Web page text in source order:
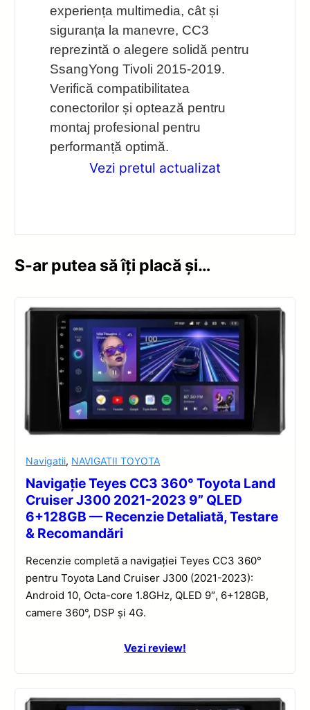
experiența multimedia, cât și
siguranța la manevre, CC3
reprezintă o alegere solidă pentru
SsangYong Tivoli 2015-2019.
Verifică compatibilitatea
conectorilor și optează pentru
montaj profesional pentru
performanță optimă.
Vezi pretul actualizat
S-ar putea să îți placă și…
Navigatii, NAVIGATII TOYOTA
Navigație Teyes CC3 360° Toyota Land
Cruiser J300 2021-2023 9” QLED
6+128GB — Recenzie Detaliată, Testare
& Recomandări
Recenzie completă a navigației Teyes CC3 360°
pentru Toyota Land Cruiser J300 (2021-2023):
Android 10, Octa-core 1.8GHz, QLED 9″, 6+128GB,
camere 360°, DSP și 4G.
Vezi review!